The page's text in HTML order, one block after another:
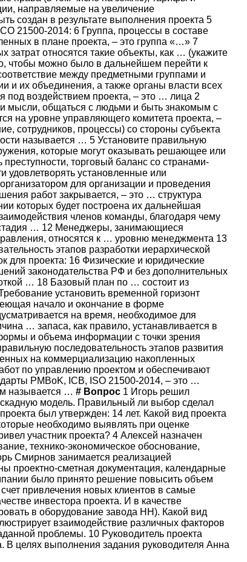
направляемые на увеличение
создан в результате выполнения проекта 5
21500-2014: 6 Группа, процессы в составе
в плане проекта, – это группа «…» 7
относятся такие объекты, как … (укажите
чтобы можно было в дальнейшем перейти к
между предметными группами и
и их объединения, а также органы власти всех
под воздействием проекта, – это … лица 2
мысли, общаться с людьми и быть знакомым с
на уровне управляющего комитета проекта, –
сотрудников, процессы) со стороны субъекта
называется … 5 Установите правильную
которые могут оказывать решающее или
торговый баланс со странами-
удовлетворять установленные или
для организации и проведения
работ закрывается, – это … структура
которых будет построена их дальнейшая
членов команды, благодаря чему
стадия … 12 Менеджеры, занимающиеся
относятся к … уровню менеджмента 13
этапов разработки иерархической
для проекта: 16 Физические и юридические
законодательства РФ и без дополнительных
… 18 Базовый план по … состоит из
установить временной горизонт
начало и окончание в форме
на время, необходимое для
… запаса, как правило, устанавливается в
и объема информации с точки зрения
последовательность этапов развития
на коммерциализацию накопленных
по управлению проектом и обеспечивают
PMBoK, ICB, ISO 21500-2014, – это …
называется … # Вопрос1 Игорь решил
модель. Правильный ли выбор сделал
был утвержден: 14 лет. Какой вид проекта
необходимо выявлять при оценке
участник проекта? 4 Алексей назначен
технико-экономическое обоснование,
Смирнов занимается реализацией
проектно-сметная документация, календарные
было принято решение повысить объем
привлечения новых клиентов в самые
инвестора проекта. И в качестве
в оборудование завода НН). Какой вид
взаимодействие различных факторов
проблемы. 10 Руководитель проекта
В целях выполнения задания руководителя Анна